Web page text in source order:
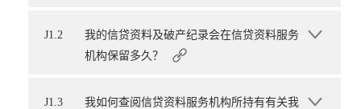
J1.2
我的信贷资料及破产纪录会在信贷资料服务
机构保留多久？
J1.3
我如何查阅信贷资料服务机构所持有有关我